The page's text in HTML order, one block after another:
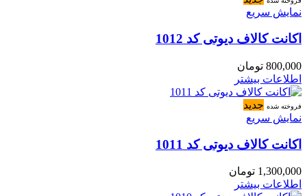
نمایش سریع
اکانت کالاف دیوتی کد 1012
800,000 تومان
اطلاعات بیشتر
فروخته شده جدید
نمایش سریع
اکانت کالاف دیوتی کد 1011
1,300,000 تومان
اطلاعات بیشتر